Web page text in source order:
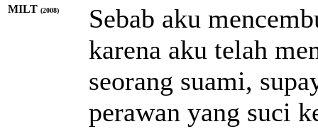
MILT (2008)
Sebab aku
karena aku telah
seorang suami,
perawan yang suci